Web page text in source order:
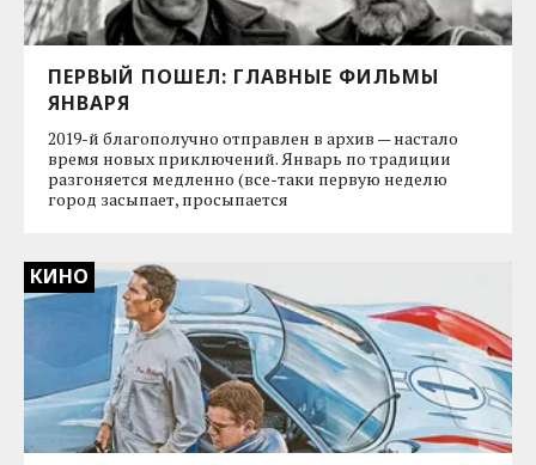
ПЕРВЫЙ ПОШЕЛ: ГЛАВНЫЕ ФИЛЬМЫ
ЯНВАРЯ
2019-й благополучно отправлен в архив — настало
время новых приключений. Январь по традиции
разгоняется медленно (все-таки первую неделю
город засыпает, просыпается
КИНО